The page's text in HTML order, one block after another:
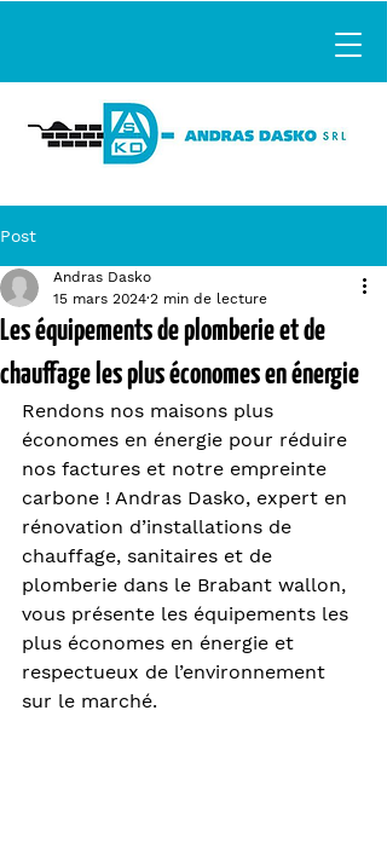
Post
Les équipements de plomberie et de
chauffage les plus économes en énergie
Andras Dasko
15 mars 2024 2 min de lecture
Rendons nos maisons plus
économes en énergie pour réduire
nos factures et notre empreinte
carbone ! Andras Dasko, expert en
rénovation d’installations de
chauffage, sanitaires et de
plomberie dans le Brabant wallon,
vous présente les équipements les
plus économes en énergie et
respectueux de l’environnement
sur le marché.